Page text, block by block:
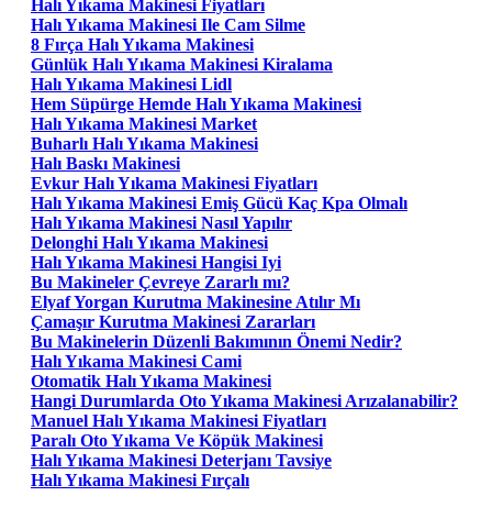
Halı Yıkama Makinesi Fiyatları
Halı Yıkama Makinesi Ile Cam Silme
8 Fırça Halı Yıkama Makinesi
Günlük Halı Yıkama Makinesi Kiralama
Halı Yıkama Makinesi Lidl
Hem Süpürge Hemde Halı Yıkama Makinesi
Halı Yıkama Makinesi Market
Buharlı Halı Yıkama Makinesi
Halı Baskı Makinesi
Evkur Halı Yıkama Makinesi Fiyatları
Halı Yıkama Makinesi Emiş Gücü Kaç Kpa Olmalı
Halı Yıkama Makinesi Nasıl Yapılır
Delonghi Halı Yıkama Makinesi
Halı Yıkama Makinesi Hangisi Iyi
Bu Makineler Çevreye Zararlı mı?
Elyaf Yorgan Kurutma Makinesine Atılır Mı
Çamaşır Kurutma Makinesi Zararları
Bu Makinelerin Düzenli Bakımının Önemi Nedir?
Halı Yıkama Makinesi Cami
Otomatik Halı Yıkama Makinesi
Hangi Durumlarda Oto Yıkama Makinesi Arızalanabilir?
Manuel Halı Yıkama Makinesi Fiyatları
Paralı Oto Yıkama Ve Köpük Makinesi
Halı Yıkama Makinesi Deterjanı Tavsiye
Halı Yıkama Makinesi Fırçalı